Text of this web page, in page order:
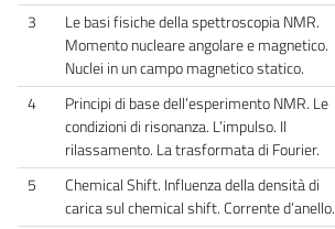
3
Le basi fisiche della spettroscopia NMR.
Momento nucleare angolare e magnetico.
Nuclei in un campo magnetico statico.
4
Principi di base dell’esperimento NMR. Le
condizioni di risonanza. L’impulso. Il
rilassamento. La trasformata di Fourier.
5
Chemical Shift. Influenza della densità di
carica sul chemical shift. Corrente d’anello.